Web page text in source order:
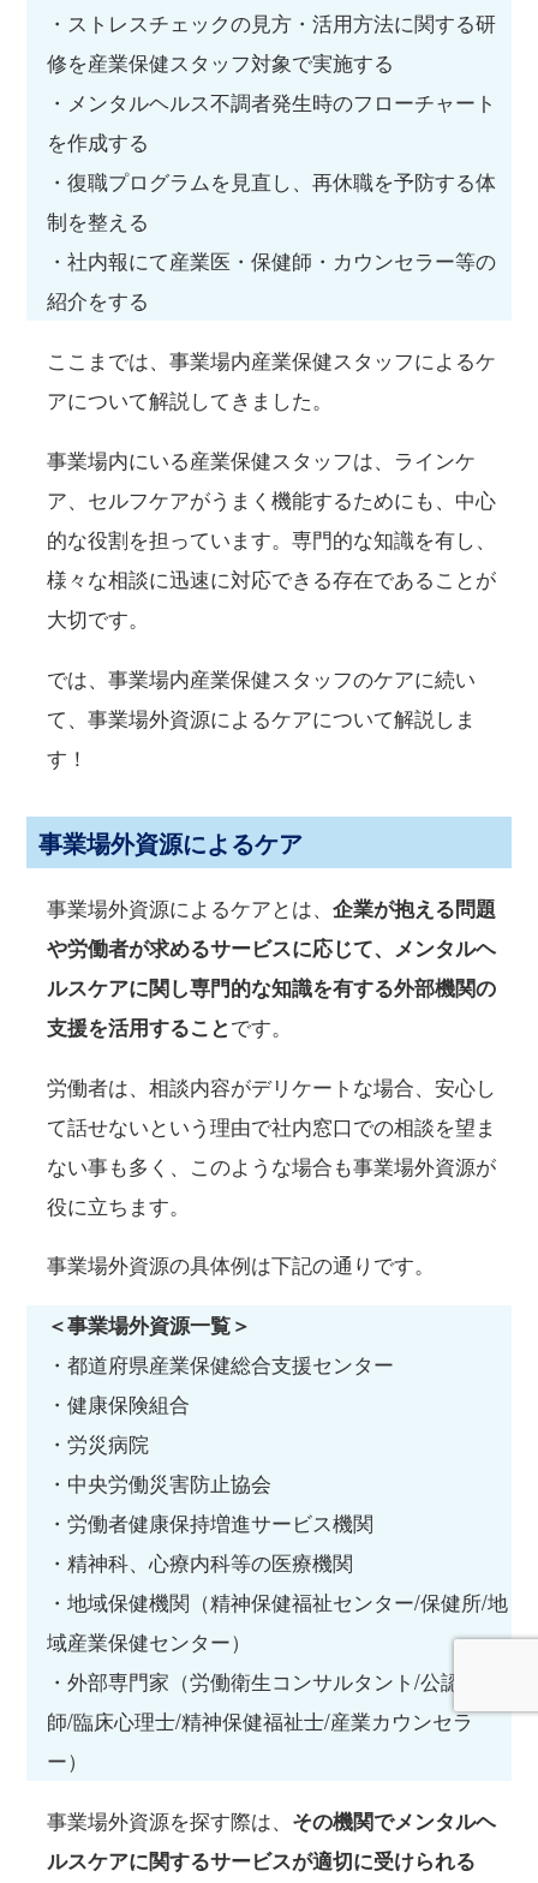
・ストレスチェックの見方・活用方法に関する研
修を産業保健スタッフ対象で実施する
・メンタルヘルス不調者発生時のフローチャート
を作成する
・復職プログラムを見直し、再休職を予防する体
制を整える
・社内報にて産業医・保健師・カウンセラー等の
紹介をする
ここまでは、事業場内産業保健スタッフによるケ
アについて解説してきました。
事業場内にいる産業保健スタッフは、ラインケ
ア、セルフケアがうまく機能するためにも、中心
的な役割を担っています。専門的な知識を有し、
様々な相談に迅速に対応できる存在であることが
大切です。
では、事業場内産業保健スタッフのケアに続い
て、事業場外資源によるケアについて解説しま
す！
事業場外資源によるケア
事業場外資源によるケアとは、企業が抱える問題
や労働者が求めるサービスに応じて、メンタルヘ
ルスケアに関し専門的な知識を有する外部機関の
支援を活用することです。
労働者は、相談内容がデリケートな場合、安心し
て話せないという理由で社内窓口での相談を望ま
ない事も多く、このような場合も事業場外資源が
役に立ちます。
事業場外資源の具体例は下記の通りです。
＜事業場外資源一覧＞
・都道府県産業保健総合支援センター
・健康保険組合
・労災病院
・中央労働災害防止協会
・労働者健康保持増進サービス機関
・精神科、心療内科等の医療機関
・地域保健機関（精神保健福祉センター/保健所/地
域産業保健センター）
・外部専門家（労働衛生コンサルタント/公認心理
師/臨床心理士/精神保健福祉士/産業カウンセラ
ー）
事業場外資源を探す際は、 その機関でメンタルヘ
ルスケアに関するサービスが適切に受けられる